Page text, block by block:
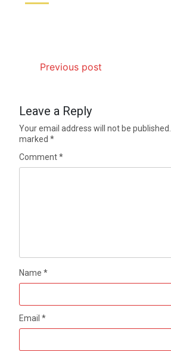
Previous post
Leave a Reply
Your email address will not be published.
marked*
Comment*
Name*
Email*